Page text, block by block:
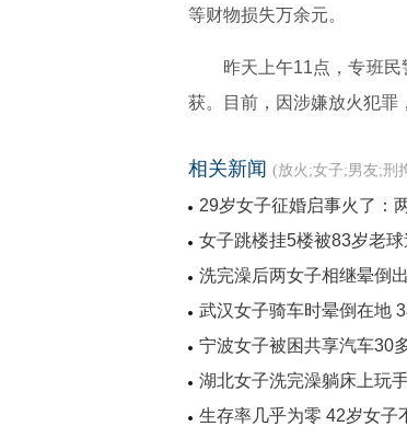
等财物损失万余元。
昨天上午11点，专班民
获。目前，因涉嫌放火犯罪
相关新闻 (放火;女子;男友;刑
29岁女子征婚启事火了：
女子跳楼挂5楼被83岁老
洗完澡后两女子相继晕倒
武汉女子骑车时晕倒在地
宁波女子被困共享汽车30
湖北女子洗完澡躺床上玩
生存率几乎为零 42岁女子